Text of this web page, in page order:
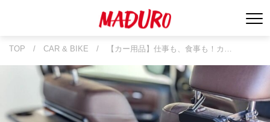
TOP / CAR & BIKE / 【カー用品】仕事も、食事も！カ…